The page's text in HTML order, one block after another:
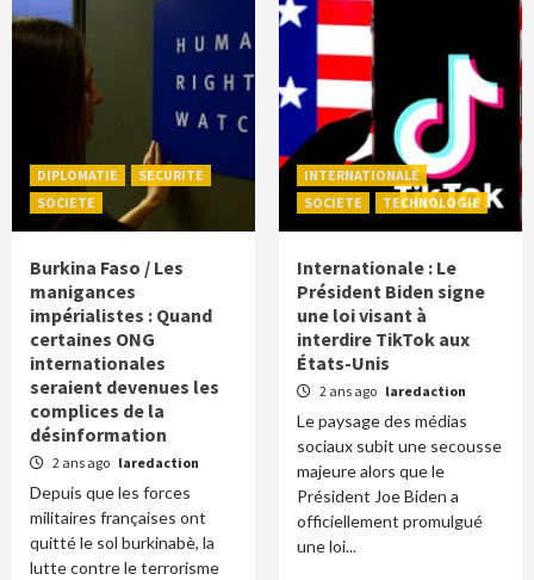
DIPLOMATIE
SECURITE
SOCIETE
Burkina Faso / Les
manigances
impérialistes : Quand
certaines ONG
internationales
seraient devenues les
complices de la
désinformation
2 ans ago laredaction
Depuis que les forces
militaires françaises ont
quitté le sol burkinabè, la
lutte contre le terrorisme
INTERNATIONALE
SOCIETE
TECHNOLOGIE
Internationale : Le
Président Biden signe
une loi visant à
interdire TikTok aux
États-Unis
2 ans ago laredaction
Le paysage des médias
sociaux subit une secousse
majeure alors que le
Président Joe Biden a
officiellement promulgué
une loi...